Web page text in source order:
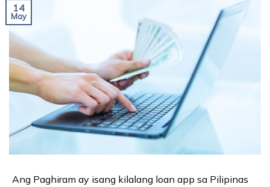
14
May
Ang Paghiram ay isang kilalang loan app sa Pilipinas